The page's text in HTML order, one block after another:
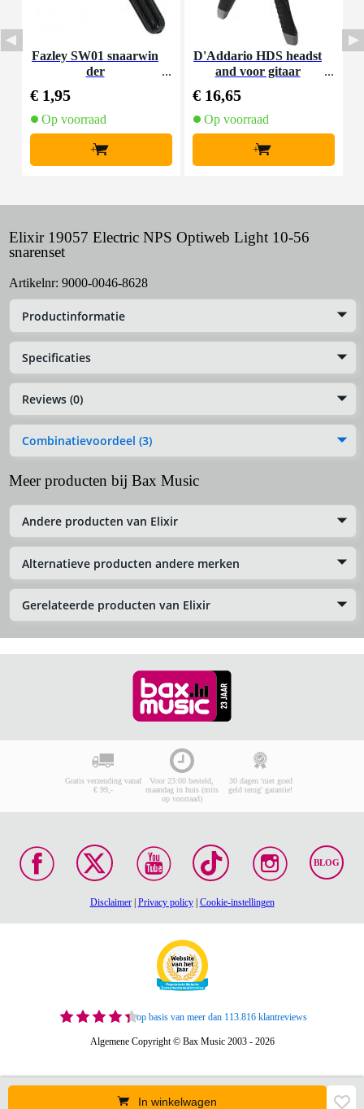
Fazley SW01 snaarwin
der
€ 1,95
Op voorraad
+
D'Addario HDS headst
and voor gitaar
€ 16,65
Op voorraad
+
Elixir 19057 Electric NPS Optiweb Light 10-56
snarenset
Artikelnr: 9000-0046-8628
Productinformatie
Specificaties
Reviews (0)
Combinatievoordeel (3)
Meer producten bij Bax Music
Andere producten van Elixir
Alternatieve producten andere merken
Gerelateerde producten van Elixir
In winkelwagen
Gratis verzending vanaf
€ 99,-
Voor 23:00 besteld,
maandag in huis (mits
op voorraad)
30 dagen 'niet goed
geld terug' garantie!
BLOG
Disclaimer| Privacy policy| Cookie-instellingen
op basis van meer dan 113.816 klantreviews
Algemene Copyright © Bax Music 2003 - 2026